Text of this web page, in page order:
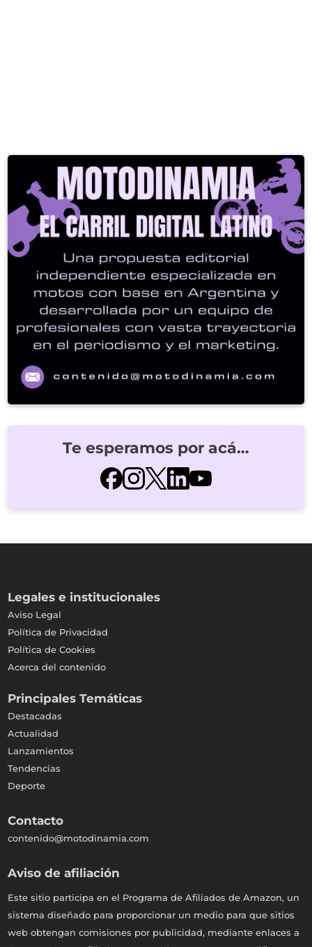
Te esperamos por acá…
Legales e institucionales
Aviso Legal
Política de Privacidad
Política de Cookies
Acerca del contenido
Principales Temáticas
Destacadas
Actualidad
Lanzamientos
Tendencias
Deporte
Contacto
contenido@motodinamia.com
Aviso de afiliación
Este sitio participa en el Programa de Afiliados de Amazon, un
sistema diseñado para proporcionar un medio para que sitios
web obtengan comisiones por publicidad, mediante enlaces a